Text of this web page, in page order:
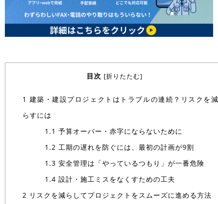
目次 [折りたたむ]
1 建築・建設プロジェクトはトラブルの連続？リスクを減
らすには
1.1 予算オーバー・赤字にならないために
1.2 工期の遅れを防ぐには、最初の計画が9割
1.3 安全管理は「やっているつもり」が一番危険
1.4 設計・施工ミスをなくすための工夫
2 リスクを減らしてプロジェクトをスムーズに進める方法